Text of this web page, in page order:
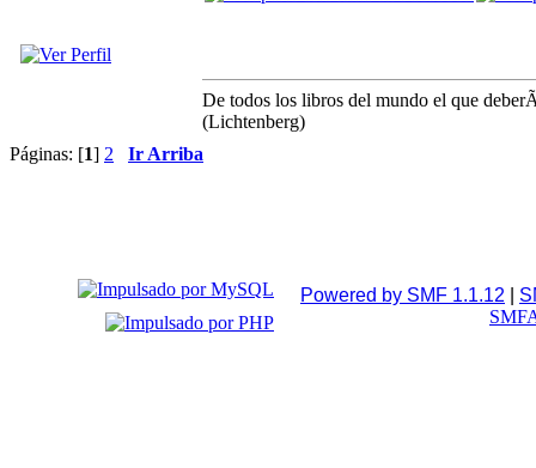
De todos los libros del mundo el que
(Lichtenberg)
Páginas: [1] 2 Ir Arriba
Powered by SMF 1.1.12